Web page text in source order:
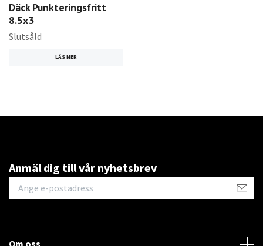
Däck Punkteringsfritt
8.5x3
Slutsåld
LÄS MER
Anmäl dig till vår nyhetsbrev